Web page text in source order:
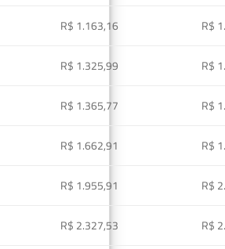
R$ 1.163,16
R$
R$ 1.325,99
R$
R$ 1.365,77
R$
R$ 1.662,91
R$
R$ 1.955,91
R$
R$ 2.327,53
R$